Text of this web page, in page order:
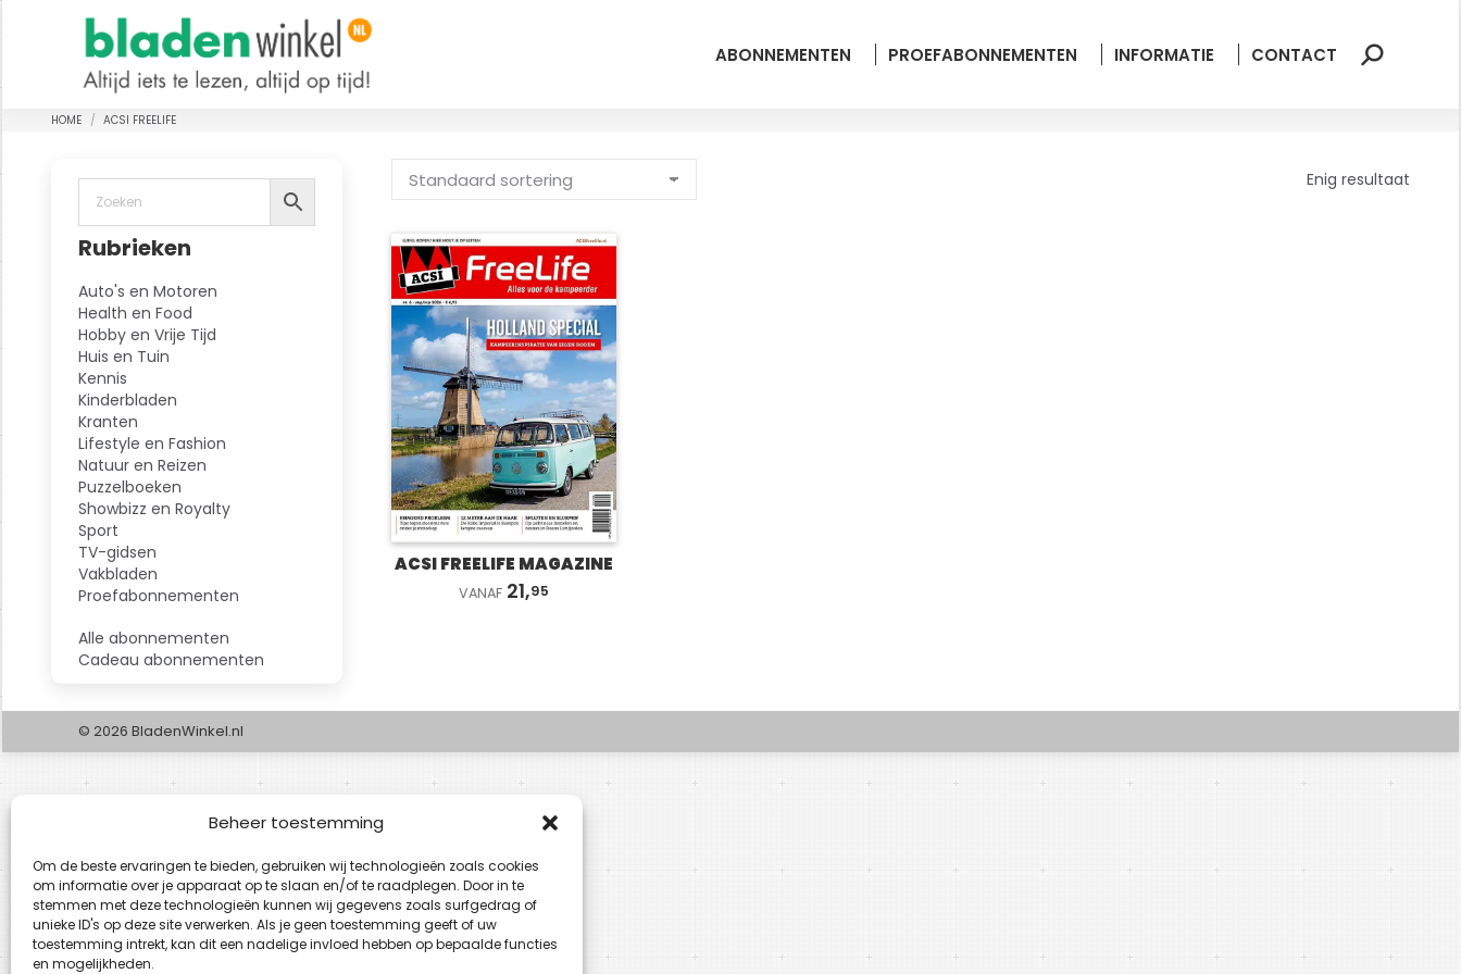
Beheer toestemming
Om de beste ervaringen te bieden, gebruiken wij technologieën zoals cookies
om informatie over je apparaat op te slaan en/of te raadplegen. Door in te
stemmen met deze technologieën kunnen wij gegevens zoals surfgedrag of
unieke ID's op deze site verwerken. Als je geen toestemming geeft of uw
toestemming intrekt, kan dit een nadelige invloed hebben op bepaalde functies
en mogelijkheden.
ABONNEMENTEN PROEFABONNEMENTEN INFORMATIE CONTACT Zoeken:
Je bent hier:
HOME ACSI FREELIFE
Enig resultaat
ACSI FREELIFE MAGAZINE
VANAF 21,95
Rubrieken
Auto's en Motoren
Health en Food
Hobby en Vrije Tijd
Huis en Tuin
Kennis
Kinderbladen
Kranten
Lifestyle en Fashion
Natuur en Reizen
Puzzelboeken
Showbizz en Royalty
Sport
TV-gidsen
Vakbladen
Proefabonnementen
Alle abonnementen
Cadeau abonnementen
© 2026 BladenWinkel.nl